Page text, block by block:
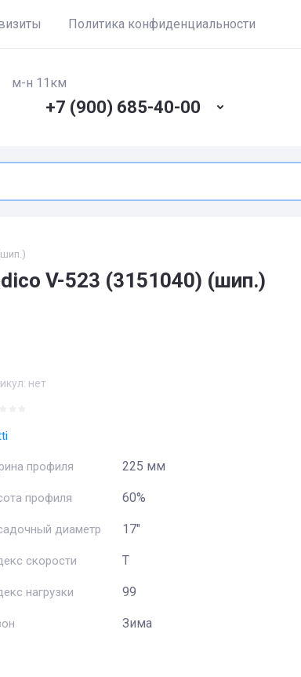
Политика конфиденциальности
м-н 11км
+7 (900) 685-40-00
V-523 (3151040) (шип.)
нет
профиля 225 мм
профиля 60%
диаметр 17"
скорости T
нагрузки 99
Зима